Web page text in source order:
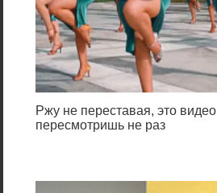
Ржу не переставая, это видео
пересмотришь не раз